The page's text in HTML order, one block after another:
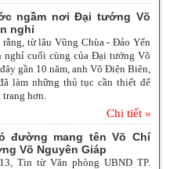
ngầm nơi Đại tướng Võ
nghỉ
từ lâu Vũng Chùa - Đảo Yến
nghỉ cuối cùng của Đại tướng Võ
gần 10 năm, anh Võ Điện Biên,
làm những thủ tục cần thiết để
hơn.
Chi tiết »
đường mang tên Võ Chí
Võ Nguyên Giáp
Tin từ Văn phòng UBND TP.